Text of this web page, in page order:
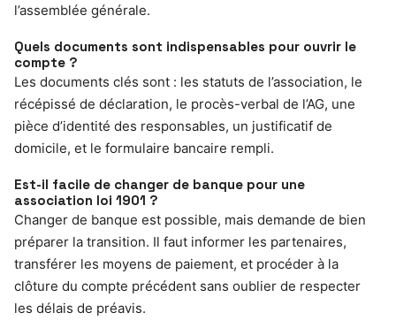
l’assemblée générale.
Quels documents sont indispensables pour ouvrir le
compte ?
Les documents clés sont : les statuts de l’association, le
récépissé de déclaration, le procès-verbal de l’AG, une
pièce d’identité des responsables, un justificatif de
domicile, et le formulaire bancaire rempli.
Est-il facile de changer de banque pour une
association loi 1901 ?
Changer de banque est possible, mais demande de bien
préparer la transition. Il faut informer les partenaires,
transférer les moyens de paiement, et procéder à la
clôture du compte précédent sans oublier de respecter
les délais de préavis.